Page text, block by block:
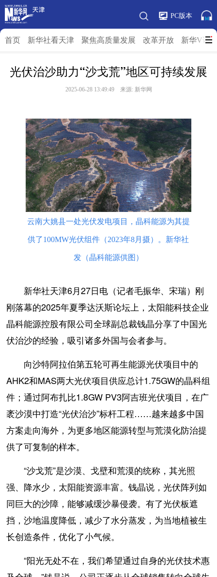
PC版本
首页 新华社看天津 聚焦高质量发展 改革开放 新华V访
光伏治沙助力“沙戈荒”地区可持续发展
2025-06-28 13:49:49 来源: 新华网
云南大姚县一处光伏发电项目，晶科能源为其提
供了100MW光伏组件（2023年8月摄）。新华社
发（晶科能源供图）
新华社天津6月27日电（记者毛振华、宋瑞）刚
刚落幕的2025年夏季达沃斯论坛上，太阳能科技企业
晶科能源控股有限公司全球副总裁钱晶分享了中国光
伏治沙的经验，吸引诸多外国与会者参与。
向沙特阿拉伯第五轮可再生能源光伏项目中的
AHK2和MAS两大光伏项目供应总计1.75GW的晶科组
件；通过阿布扎比1.8GW PV3阿吉班光伏项目，在广
袤沙漠中打造“光伏治沙”标杆工程……越来越多中国
方案走向海外，为更多地区能源转型与荒漠化防治提
供了可复制的样本。
“沙戈荒”是沙漠、戈壁和荒漠的统称，其光照
强、降水少，太阳能资源丰富。钱晶说，光伏阵列如
同巨大的沙障，能够减缓沙暴侵袭。有了光伏板遮
挡，沙地温度降低，减少了水分蒸发，为当地植被生
长创造条件，优化了小气候。
“阳光无处不在，我们希望通过自身的光伏技术惠